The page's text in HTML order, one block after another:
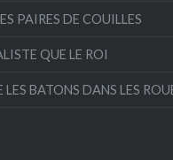
PAIRES DE COUILLES
QUE LE ROI
LES BATONS DANS LES